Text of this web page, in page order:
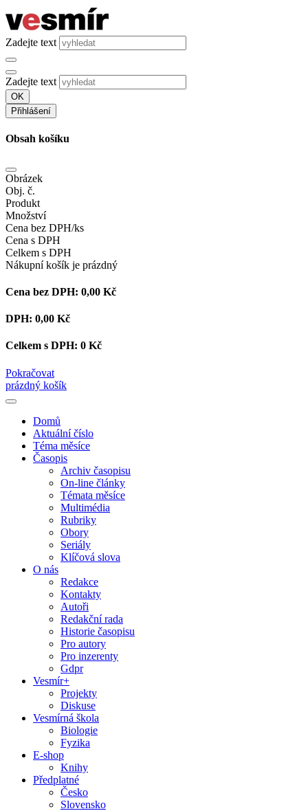
Zadejte text
Zadejte text
OK
Přihlášení
Obsah košíku
Obrázek
Obj. č.
Produkt
Množství
Cena bez DPH/ks
Cena s DPH
Celkem s DPH
Nákupní košík je prázdný
Cena bez DPH: 0,00 Kč
DPH: 0,00 Kč
Celkem s DPH: 0 Kč
Pokračovat
prázdný košík
Domů
Aktuální číslo
Téma měsíce
Časopis
Archiv časopisu
On-line články
Témata měsíce
Multimédia
Rubriky
Obory
Seriály
Klíčová slova
O nás
Redakce
Kontakty
Autoři
Redakční rada
Historie časopisu
Pro autory
Pro inzerenty
Gdpr
Vesmír+
Projekty
Diskuse
Vesmírná škola
Biologie
Fyzika
E-shop
Knihy
Předplatné
Česko
Slovensko